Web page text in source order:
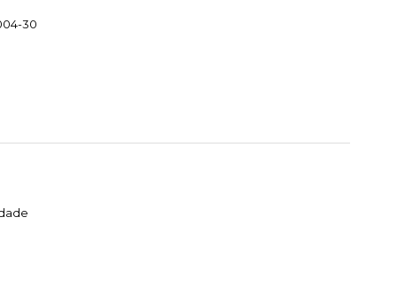
30